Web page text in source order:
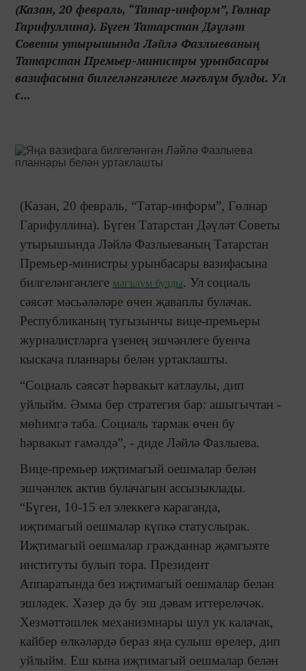
(Казан, 20 февраль, “Татар-информ”, Гөлнар
Гарифуллина). Бүген Татарстан Дәүләт
Советы утырышында Ләйлә Фазлыеваның
Татарстан Премьер-министры урынбасары
вазифасына билгеләнгәнлеге мәгълүм булды. Ул
с...
(Казан, 20 февраль, “Татар-информ”, Гөлнар
Гарифуллина). Бүген Татарстан Дәүләт Советы
утырышында Ләйлә Фазлыеваның Татарстан
Премьер-министры урынбасары вазифасына
билгеләнгәнлеге мәгълүм булды. Ул социаль
сәясәт мәсьәләләре өчен җаваплы булачак.
Республиканың тугызынчы вице-премьеры
журналистларга үзенең эшчәнлеге буенча
кыскача планнары белән уртаклашты.
“Социаль сәясәт һәрвакыт катлаулы, дип
уйлыйм. Әмма бер стратегия бар: ашыгычтан -
мөһимгә таба. Социаль тармак өчен бу
һәрвакыт гамәлдә”, - диде Ләйлә Фазлыева.
Вице-премьер иҗтимагый оешмалар белән
эшчәнлек актив булачагын ассызыклады.
“Бүген, 10-15 ел элеккегә караганда,
иҗтимагый оешмалар күпкә статуслырак.
Иҗтимагый оешмалар гражданнар җәмгыяте
институты булып тора. Президент
Аппаратында без иҗтимагый оешмалар белән
эшләдек. Хәзер дә бу эш дәвам иттереләчәк.
Хезмәттәшлек механизмнары шул ук калачак,
кайбер өлкәләрдә бераз яңа сулыш өрелер, дип
уйлыйм. Еш кына иҗтимагый оешмалар белән